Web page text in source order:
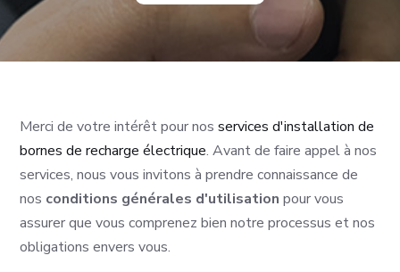
Merci de votre intérêt pour nos services d'installation de
bornes de recharge électrique. Avant de faire appel à nos
services, nous vous invitons à prendre connaissance de
nos conditions générales d'utilisation pour vous
assurer que vous comprenez bien notre processus et nos
obligations envers vous.